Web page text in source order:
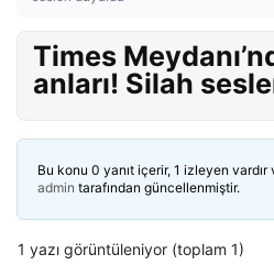
Times
anları! Silah
Bu konu 0 yanıt içerir, 1 izleyen vardır
admin tarafından güncellenmiştir.
1 yazı görüntüleniyor (toplam 1)